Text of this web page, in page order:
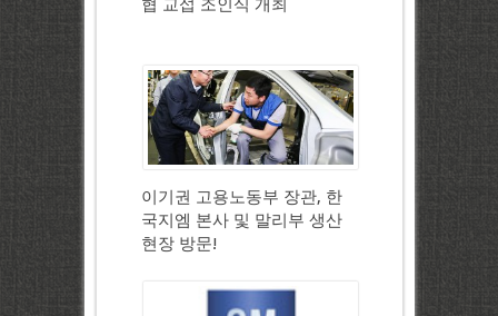
협 교섭 조인식 개최
이기권 고용노동부 장관, 한
국지엠 본사 및 말리부 생산
현장 방문!